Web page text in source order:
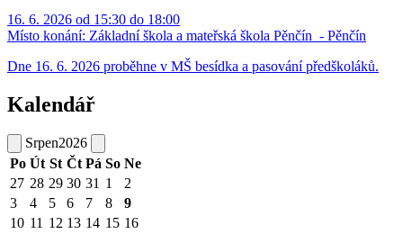
16. 6. 2026 od 15:30 do 18:00
Místo konání: Základní škola a mateřská škola Pěnčín ​​ - Pěnčín
Dne 16. 6. 2026 proběhne v MŠ besídka a pasování předškoláků.
Kalendář
Srpen2026
Po Út St Čt Pá So Ne
27 28 29 30 31 1
2
3
4 5 6 7 8
9
10 11 12 13 14 15 16